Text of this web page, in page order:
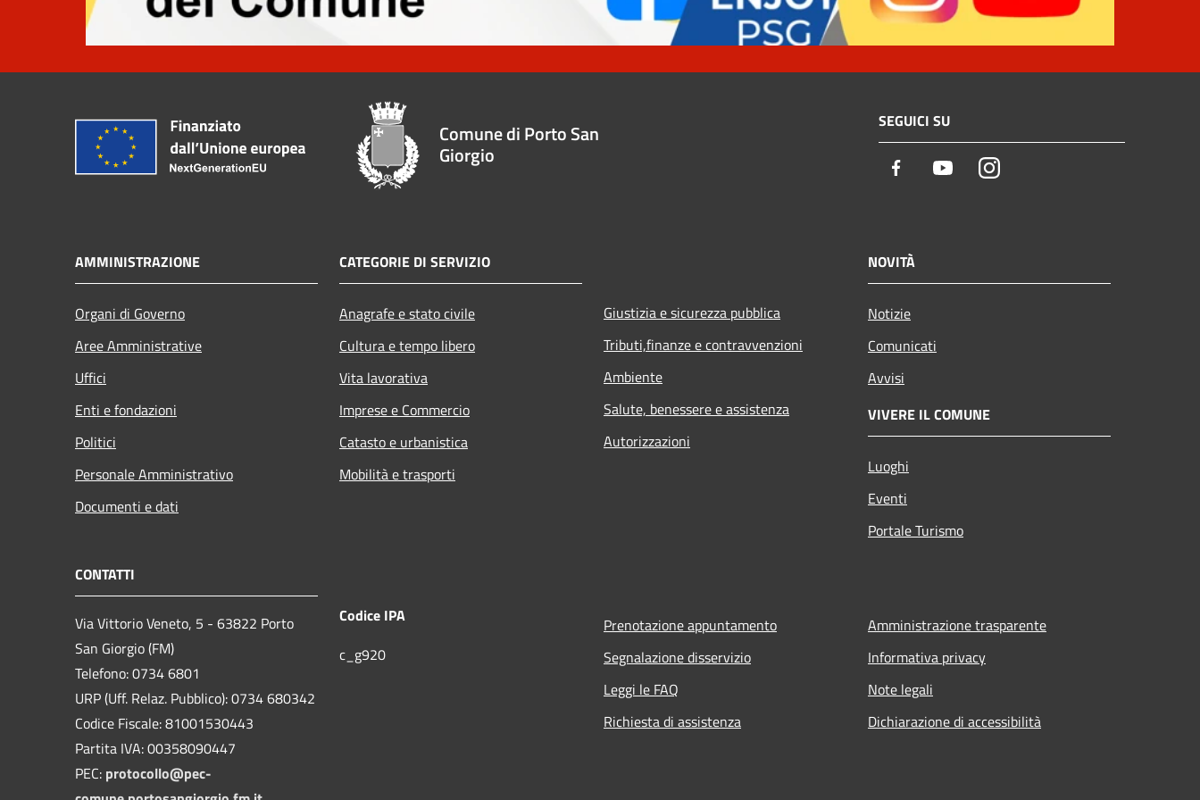
Comune di Porto San
Giorgio
SEGUICI SU
Facebook YoutubeInstagram
AMMINISTRAZIONE
Organi di Governo
Aree Amministrative
Uffici
Enti e fondazioni
Politici
Personale Amministrativo
Documenti e dati
CATEGORIE DI SERVIZIO
Anagrafe e stato civile
Cultura e tempo libero
Vita lavorativa
Imprese e Commercio
Catasto e urbanistica
Mobilità e trasporti
Giustizia e sicurezza pubblica
Tributi,finanze e contravvenzioni
Ambiente
Salute, benessere e assistenza
Autorizzazioni
NOVITÀ
Notizie
Comunicati
Avvisi
VIVERE IL COMUNE
Luoghi
Eventi
Portale Turismo
CONTATTI
Via Vittorio Veneto, 5 - 63822 Porto
San Giorgio (FM)
Telefono: 0734 6801
URP (Uff. Relaz. Pubblico): 0734 680342
Codice Fiscale: 81001530443
Partita IVA: 00358090447
PEC: protocollo@pec-
Codice IPA
c_g920
Prenotazione appuntamento
Segnalazione disservizio
Leggi le FAQ
Richiesta di assistenza
Amministrazione trasparente
Informativa privacy
Note legali
Dichiarazione di accessibilità